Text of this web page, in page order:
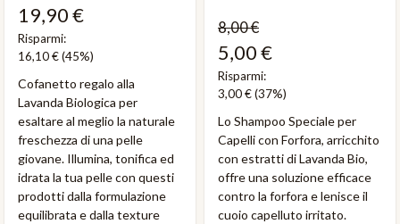
19,90 €
Risparmi:
16,10 €(45%)
Cofanetto regalo alla
Lavanda Biologica per
esaltare al meglio la naturale
freschezza di una pelle
giovane. Illumina, tonifica ed
idrata la tua pelle con questi
prodotti dalla formulazione
equilibrata e dalla texture
8,00 €
5,00 €
Risparmi:
3,00 €(37%)
Lo Shampoo Speciale per
Capelli con Forfora, arricchito
con estratti di Lavanda Bio,
offre una soluzione efficace
contro la forfora e lenisce il
cuoio capelluto irritato.